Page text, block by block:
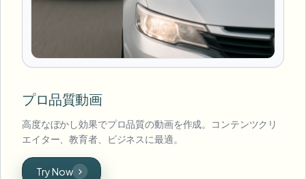
プロ品質動画
高度なぼかし効果でプロ品質の動画を作成。コンテンツクリ
エイター、教育者、ビジネスに最適。
Try Now